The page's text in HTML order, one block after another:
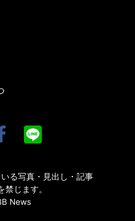
る写真・見出し・記事
禁じます。
News